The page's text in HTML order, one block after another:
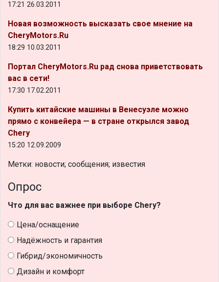
17:21 26.03.2011
Новая возможность высказать свое мнение на
CheryMotors.Ru
18:29 10.03.2011
Портал CheryMotors.Ru рад снова приветствовать
вас в сети!
17:30 17.02.2011
Купить китайские машины в Венесуэле можно
прямо с конвейера — в стране открылся завод
Chery
15:20 12.09.2009
Метки: новости; сообщения; известия
Опрос
Что для вас важнее при выборе Chery?
Цена/оснащение
Надёжность и гарантия
Гибрид/экономичность
Дизайн и комфорт